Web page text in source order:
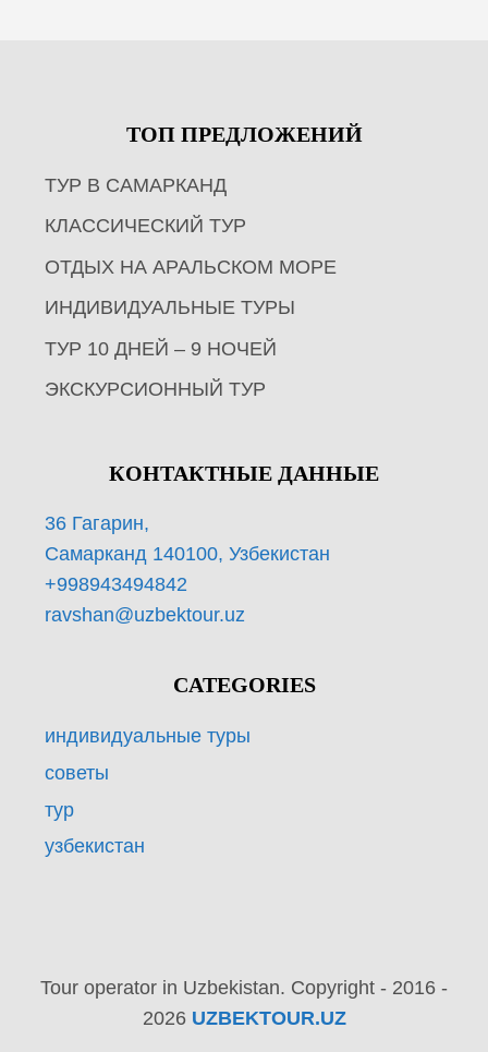
ТОП ПРЕДЛОЖЕНИЙ
ТУР В САМАРКАНД
КЛАССИЧЕСКИЙ ТУР
ОТДЫХ НА АРАЛЬСКОМ МОРЕ
ИНДИВИДУАЛЬНЫЕ ТУРЫ
ТУР 10 ДНЕЙ – 9 НОЧЕЙ
ЭКСКУРСИОННЫЙ ТУР
КОНТАКТНЫЕ ДАННЫЕ
36 Гагарин,
Самарканд 140100, Узбекистан
+998943494842
ravshan@uzbektour.uz
CATEGORIES
индивидуальные туры
советы
тур
узбекистан
Tour operator in Uzbekistan. Copyright - 2016 -
2026 UZBEKTOUR.UZ